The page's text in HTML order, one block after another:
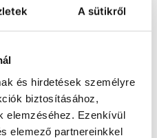
A sütikről
és hirdetések személyre
biztosításához,
elemzéséhez. Ezenkívül
elemező partnereinkkel